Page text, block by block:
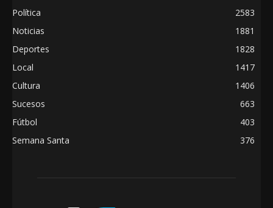
Política
2583
Noticias
1881
Deportes
1828
Local
1417
Cultura
1406
Sucesos
663
Fútbol
403
Semana Santa
376